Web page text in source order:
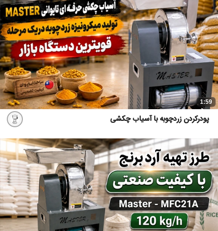
1:59
پودرکردن زردچوبه با آسیاب چکشی